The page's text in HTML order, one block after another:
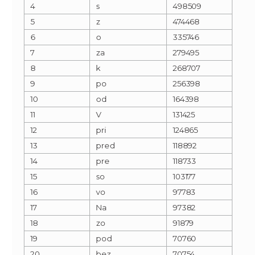
4
s
498509
5
z
474468
6
o
335746
7
za
279495
8
k
268707
9
po
256398
10
od
164398
11
V
131425
12
pri
124865
13
pred
118892
14
pre
118733
15
so
103177
16
vo
97783
17
Na
97382
18
zo
91879
19
pod
70760